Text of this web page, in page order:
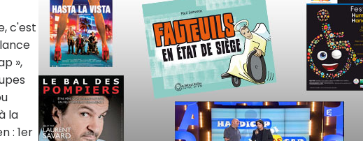
c'est
»,
la
: 1er